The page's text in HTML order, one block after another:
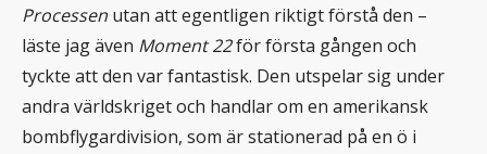
Processen utan att egentligen riktigt förstå den –
läste jag även Moment 22för första gången och
tyckte att den var fantastisk. Den utspelar sig under
andra världskriget och handlar om en amerikansk
bombflygardivision, som är stationerad på en ö i